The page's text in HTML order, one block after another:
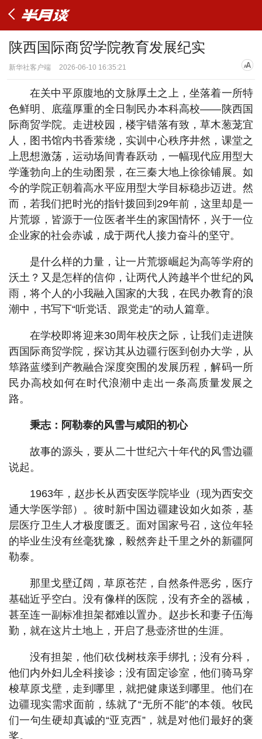
陕西国际商贸学院教育发展纪实
新华社客户端 2026-06-10 16:35:21
在关中平原腹地的文脉厚土之上，坐落着一所特
色鲜明、底蕴厚重的全日制民办本科高校——陕西国
际商贸学院。走进校园，楼宇错落有致，草木葱茏宜
人，图书馆内书香萦绕，实训中心秩序井然，课堂之
上思想激荡，运动场间青春跃动，一幅现代应用型大
学蓬勃向上的生动图景，在三秦大地上徐徐铺展。如
今的学院正朝着高水平应用型大学目标稳步迈进。然
而，若我们把时光的指针拨回到29年前，这里却是一
片荒塬，皆源于一位医者半生的家国情怀，兴于一位
企业家的社会赤诚，成于两代人接力奋斗的坚守。
是什么样的力量，让一片荒塬崛起为高等学府的
沃土？又是怎样的信仰，让两代人跨越半个世纪的风
雨，将个人的小我融入国家的大我，在民办教育的浪
潮中，书写下“听党话、跟党走”的动人篇章。
在学校即将迎来30周年校庆之际，让我们走进陕
西国际商贸学院，探访其从边疆行医到创办大学，从
筚路蓝缕到产教融合深度突围的发展历程，解码一所
民办高校如何在时代浪潮中走出一条高质量发展之
路。
秉志：阿勒泰的风雪与咸阳的初心
故事的源头，要从二十世纪六十年代的风雪边疆
说起。
1963年，赵步长从西安医学院毕业（现为西安交
通大学医学部）。彼时新中国边疆建设如火如荼，基
层医疗卫生人才极度匮乏。面对国家号召，这位年轻
的毕业生没有丝毫犹豫，毅然奔赴千里之外的新疆阿
勒泰。
那里戈壁辽阔，草原苍茫，自然条件恶劣，医疗
基础近乎空白。没有像样的医院，没有齐全的器械，
甚至连一副标准担架都难以置办。赵步长和妻子伍海
勤，就在这片土地上，开启了悬壶济世的生涯。
没有担架，他们砍伐树枝亲手绑扎；没有分科，
他们内外妇儿全科接诊；没有固定诊室，他们骑马穿
梭草原戈壁，走到哪里，就把健康送到哪里。他们在
边疆现实需求面前，练就了“无所不能”的本领。牧民
们一句生硬却真诚的“亚克西”，就是对他们最好的褒
奖。